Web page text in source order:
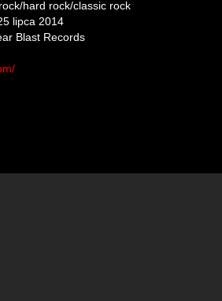
hard rock/classic rock
lipca 2014
Blast Records